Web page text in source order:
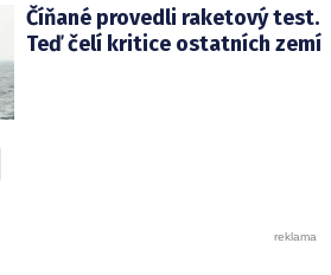
Číňané provedli raketový test.
Teď čelí kritice ostatních zemí